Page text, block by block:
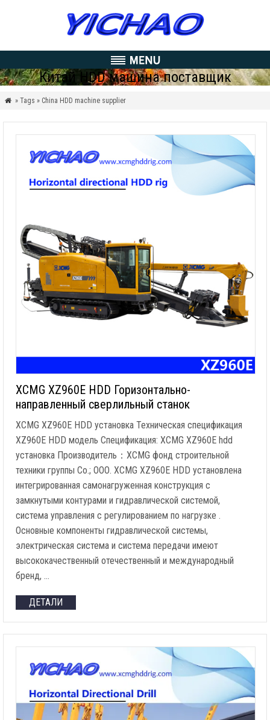
Китай HDD машина поставщик
 » Tags » China HDD machine supplier
XCMG XZ960E HDD Горизонтально-
направленный сверлильный станок
XCMG XZ960E HDD установка Техническая спецификация
XZ960E HDD модель Спецификация: XCMG XZ960E hdd
установка Производитель：XCMG фонд строительной
техники группы Co.; ООО. XCMG XZ960E HDD установлена
интегрированная самонагруженная конструкция с
замкнутыми контурами и гидравлической системой,
система управления с регулированием по нагрузке .
Основные компоненты гидравлической системы,
электрическая система и система передачи имеют
высококачественный отечественный и международный
бренд, …
ДЕТАЛИ